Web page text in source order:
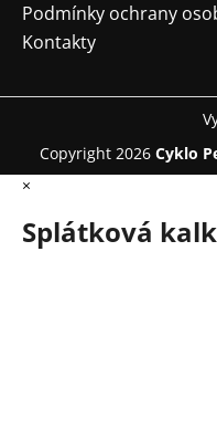
Podmínky ochrany
Kontakty
Copyright 2026 Cyklo
×
Splátková